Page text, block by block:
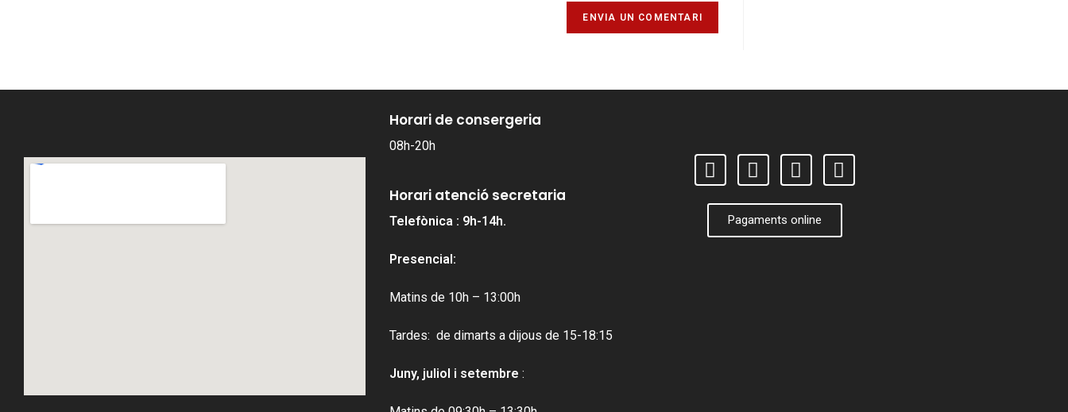
Horari de consergeria
08h-20h
Horari atenció secretaria
Telefònica : 9h-14h.
Presencial:
Matins de 10h – 13:00h
Tardes: de dimarts a dijous de 15-18:15
Juny, juliol i setembre :
Pagaments online